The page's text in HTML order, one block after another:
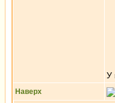
У
Наверх